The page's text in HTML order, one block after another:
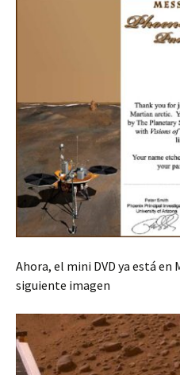
Ahora, el mini DVD ya está en
siguiente imagen